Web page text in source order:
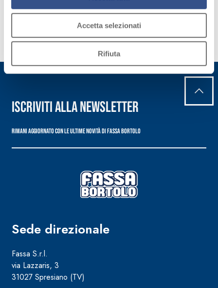
Accetta selezionati
Rifiuta
esigenze.
Scopri
Iscriviti alla newsletter
Rimani aggiornato con le ultime novità di Fassa Bortolo
Sede direzionale
Fassa S.r.l.
via Lazzaris, 3
31027 Spresiano (TV)